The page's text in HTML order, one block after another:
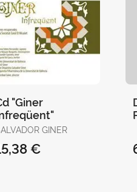
"Giner
GINER
€